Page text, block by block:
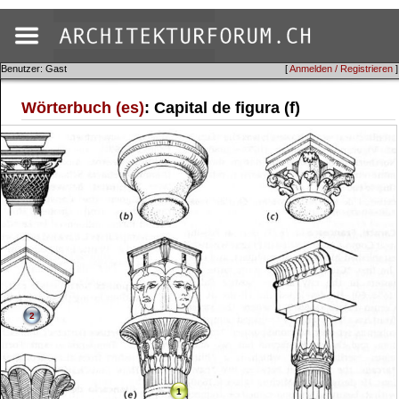
[Anmelden / Registrieren ]
Benutzer: Gast
Wörterbuch (es): Capital de figura (f)
1
2